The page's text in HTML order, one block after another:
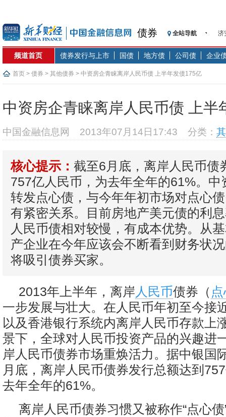
债券 全站导航
济
【
记
在
基
恒
频道首页 债券发行与上市 国债 地方债 公司债 企业
首页 > 债券 > 其他债券 > 中资房企青睐离岸人民币债 上半年发债175亿
中资房企青睐离岸人民币债 上半
中国金融信息网 2013年07月14日17:43 分类：
核心提示： 截至6月底，离岸人民币债
757亿人民币，为去年全年的61%。中
转发点心债，与今年年初市场对点心
有紧密关系。目前房地产美元债的利
人民币债相对较慢，有成本优势。从
产企业在今年应该会不断看到财务状
将吸引债券买家。
2013年上半年，离岸 人民币债券（
一步发展与壮大。在人民币年初至今接
以及香港银行系统内离岸人民币存款上
景下，全球对人民币投资产品的兴趣进
岸人民币债券市场重焕活力。据中银国
月底，离岸人民币债券发行总额达到
去年全年的61%。
离岸人民币债券习惯又被称作“点心